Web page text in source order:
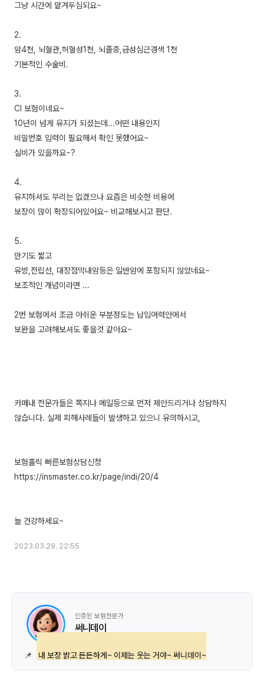
그냥 시간에 맡겨두심되요~
2.
암4천, 뇌혈관,허혈성1천, 뇌졸중,급성심근경색 1천
기본적인 수술비.
3.
CI 보험이네요~
10년이 넘게 유지가 되셨는데...어떤 내용인지
비밀번호 입력이 필요해서 확인 못했어요~
실비가 있을까요~?
4.
유지하셔도 무리는 없겠으나 요즘은 비슷한 비용에
보장이 많이 확장되어있어요~ 비교해보시고 판단.
5.
만기도 짧고
유방,전립선, 대장점막내암등은 일반암에 포함되지 않았네요~
보조적인 개념이라면 ...
2번 보험에서 조금 아쉬운 부분정도는 납입여력안에서
보완을 고려해보셔도 좋을것 같아요~
카페내 전문가들은 쪽지나 메일등으로 먼저 제안드리거나 상담하지
않습니다. 실제 피해사례들이 발생하고 있으니 유의하시고,
보험홀릭 빠른보험상담신청
https://insmaster.co.kr/page/indi/20/4
2023.03.29. 22:55
인증된 보험전문가
써니데이
📌 내 보장 밝고 든든하게~ 이제는 웃는 거야~ 써니데이~